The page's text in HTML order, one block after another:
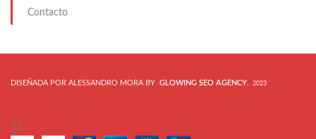
Contacto
DISEÑADA POR ALESSANDRO MORA BY GLOWING SEO AGENCY 2023
53